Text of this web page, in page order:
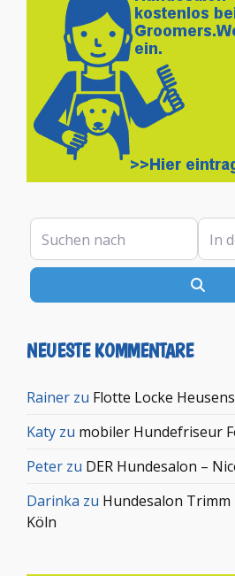
Suchen nach In der
NEUESTE KOMMENTARE
Rainer zu Flotte Locke
Katy zu mobiler Hundefriseur
Peter zu DER Hundesalon –
Darinka zu Hundesalon
Köln